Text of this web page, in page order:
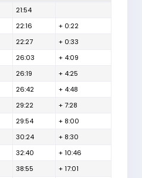
21:54
22:16
+ 0:22
22:27
+ 0:33
26:03
+ 4:09
26:19
+ 4:25
26:42
+ 4:48
29:22
+ 7:28
29:54
+ 8:00
30:24
+ 8:30
32:40
+ 10:46
38:55
+ 17:01